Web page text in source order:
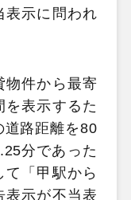
表示に問われ
物件から最寄
を表示するた
道路距離を80
分であった
「甲駅から
表示が不当表